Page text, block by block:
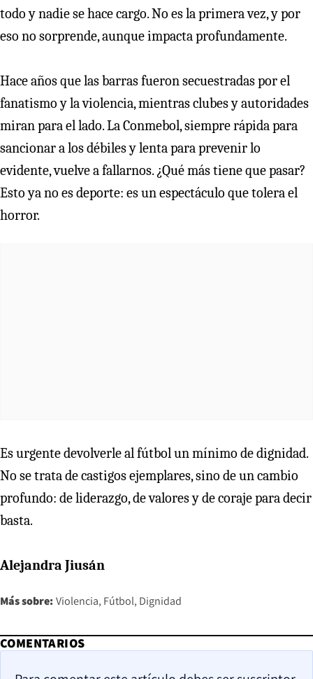
todo y nadie se hace cargo. No es la primera vez, y por
eso no sorprende, aunque impacta profundamente.
Hace años que las barras fueron secuestradas por el
fanatismo y la violencia, mientras clubes y autoridades
miran para el lado. La Conmebol, siempre rápida para
sancionar a los débiles y lenta para prevenir lo
evidente, vuelve a fallarnos. ¿Qué más tiene que pasar?
Esto ya no es deporte: es un espectáculo que tolera el
horror.
Es urgente devolverle al fútbol un mínimo de dignidad.
No se trata de castigos ejemplares, sino de un cambio
profundo: de liderazgo, de valores y de coraje para decir
basta.
Alejandra Jiusán
Más sobre: Violencia Fútbol Dignidad
COMENTARIOS